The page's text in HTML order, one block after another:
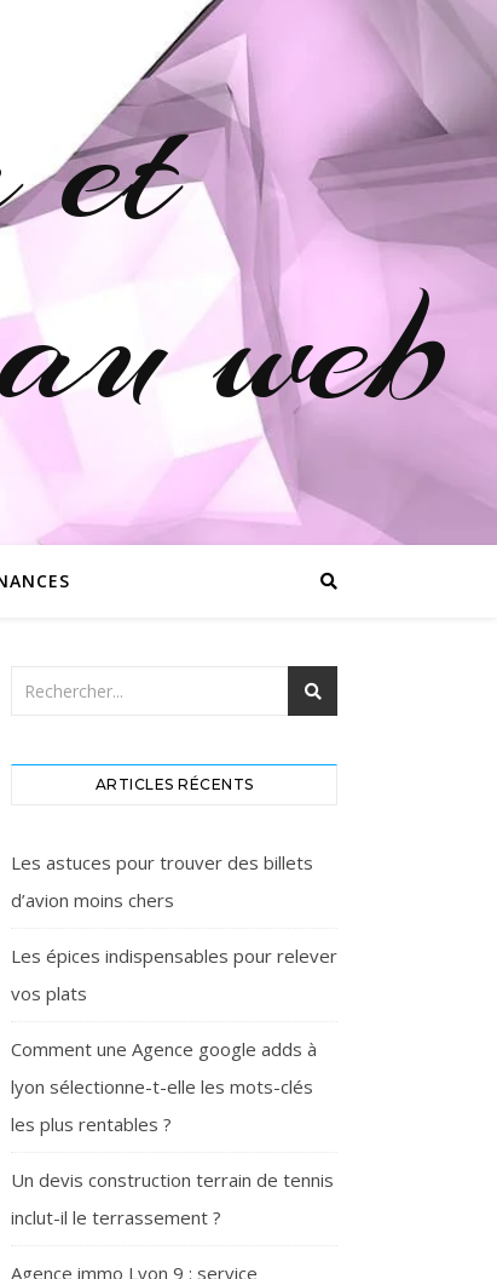
et
web
ARTICLES RÉCENTS
Les astuces pour trouver des billets
d’avion moins chers
Les épices indispensables pour relever
vos plats
Comment une Agence google adds à
lyon sélectionne-t-elle les mots-clés
les plus rentables ?
Un devis construction terrain de tennis
inclut-il le terrassement ?
Agence immo Lyon 9 : service